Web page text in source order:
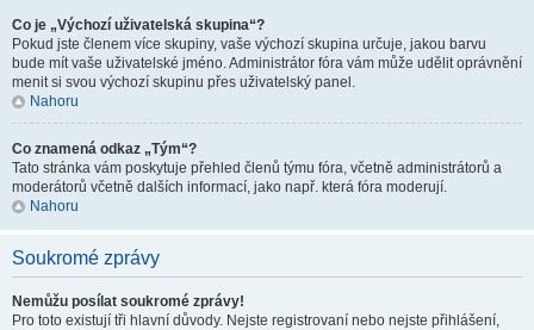
Co je „Výchozí uživatelská skupina“?
Pokud jste členem více skupiny, vaše výchozí skupina určuje, jakou barvu
bude mít vaše uživatelské jméno. Administrátor fóra vám může udělit oprávnění
menit si svou výchozí skupinu přes uživatelský panel.
Nahoru
Co znamená odkaz „Tým“?
Tato stránka vám poskytuje přehled členů týmu fóra, včetně administrátorů a
moderátorů včetně dalších informací, jako např. která fóra moderují.
Nahoru
Soukromé zprávy
Nemůžu posílat soukromé zprávy!
Pro toto existují tři hlavní důvody. Nejste registrovaní nebo nejste přihlášení,